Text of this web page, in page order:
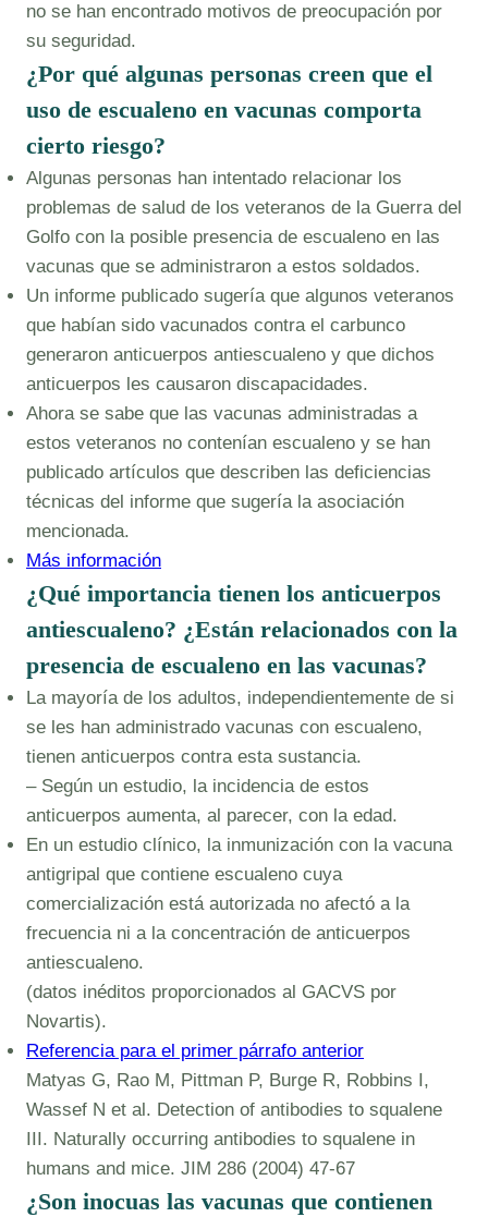
no se han encontrado motivos de preocupación por
su seguridad.
¿Por qué algunas personas creen que el
uso de escualeno en vacunas comporta
cierto riesgo?
Algunas personas han intentado relacionar los
problemas de salud de los veteranos de la Guerra del
Golfo con la posible presencia de escualeno en las
vacunas que se administraron a estos soldados.
Un informe publicado sugería que algunos veteranos
que habían sido vacunados contra el carbunco
generaron anticuerpos antiescualeno y que dichos
anticuerpos les causaron discapacidades.
Ahora se sabe que las vacunas administradas a
estos veteranos no contenían escualeno y se han
publicado artículos que describen las deficiencias
técnicas del informe que sugería la asociación
mencionada.
Más información
¿Qué importancia tienen los anticuerpos
antiescualeno? ¿Están relacionados con la
presencia de escualeno en las vacunas?
La mayoría de los adultos, independientemente de si
se les han administrado vacunas con escualeno,
tienen anticuerpos contra esta sustancia.
– Según un estudio, la incidencia de estos
anticuerpos aumenta, al parecer, con la edad.
En un estudio clínico, la inmunización con la vacuna
antigripal que contiene escualeno cuya
comercialización está autorizada no afectó a la
frecuencia ni a la concentración de anticuerpos
antiescualeno.
(datos inéditos proporcionados al GACVS por
Novartis).
Referencia para el primer párrafo anterior
Matyas G, Rao M, Pittman P, Burge R, Robbins I,
Wassef N et al. Detection of antibodies to squalene
III. Naturally occurring antibodies to squalene in
humans and mice. JIM 286 (2004) 47-67
¿Son inocuas las vacunas que contienen